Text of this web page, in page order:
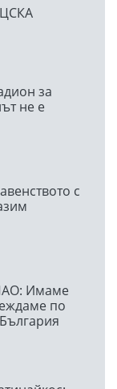
за
не е
с
Имаме
по